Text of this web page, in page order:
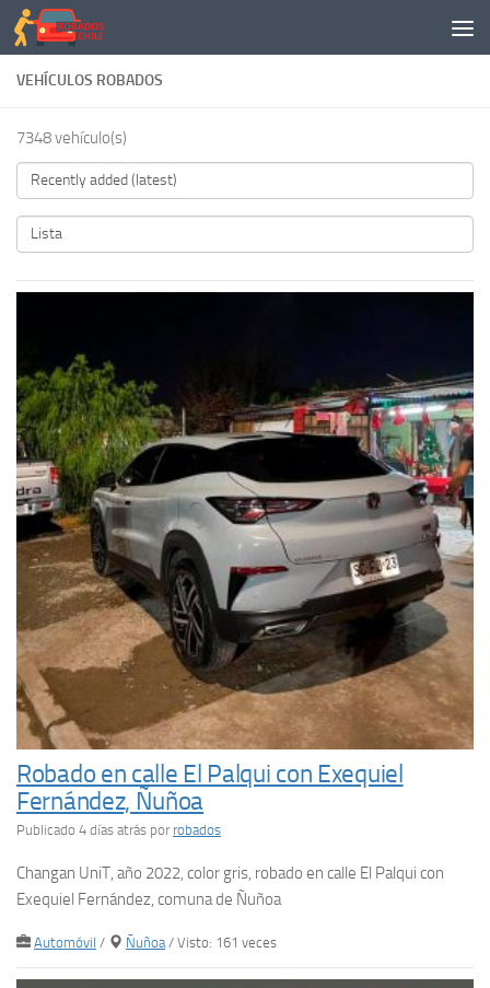
Saltar al contenido
VEHÍCULOS ROBADOS
7348 vehículo(s)
Robado en calle El Palqui con Exequiel
Fernández, Ñuñoa
Publicado 4 días atrás por robados
Changan UniT, año 2022, color gris, robado en calle El Palqui con
Exequiel Fernández, comuna de Ñuñoa
Automóvil / Ñuñoa / Visto: 161 veces